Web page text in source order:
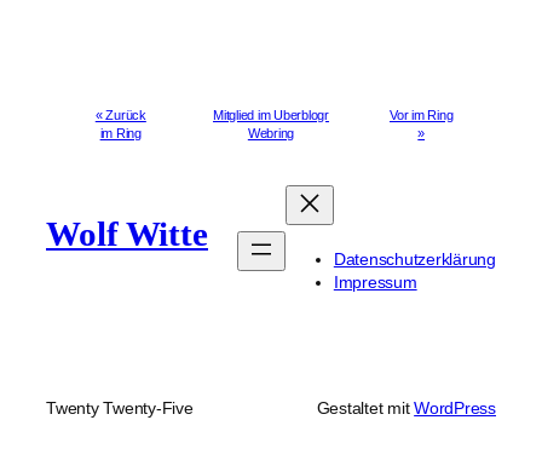
« Zurück
im Ring
Mitglied im Uberblogr
Webring
Vor im Ring
»
Wolf Witte
Datenschutzerklärung
Impressum
Twenty Twenty-Five Gestaltet mitWordPress